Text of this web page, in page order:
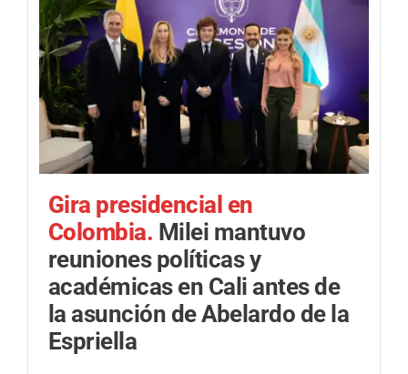
Gira presidencial en
Colombia. Milei mantuvo
reuniones políticas y
académicas en Cali antes de
la asunción de Abelardo de la
Espriella